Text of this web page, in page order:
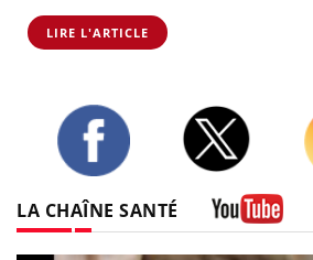
LIRE L'ARTICLE
LA CHAÎNE SANTÉ